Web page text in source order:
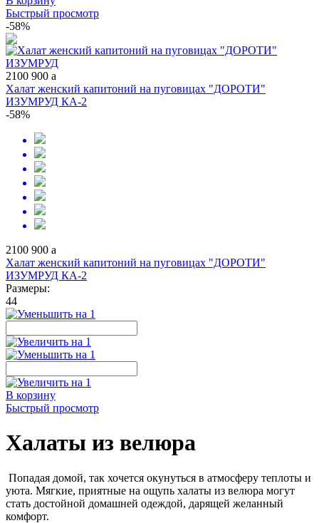
Быстрый просмотр
-58%
2100 900 a
Халат женский капитоний на пуговицах "ДОРОТИ"
ИЗУМРУД КА-2
-58%
2100 900 a
Халат женский капитоний на пуговицах "ДОРОТИ"
ИЗУМРУД КА-2
Размеры:
44
В корзину
Быстрый просмотр
Халаты из велюра
Попадая домой, так хочется окунуться в атмосферу теплоты и
уюта. Мягкие, приятные на ощупь халаты из велюра могут
стать достойной домашней одеждой, дарящей желанный
комфорт.